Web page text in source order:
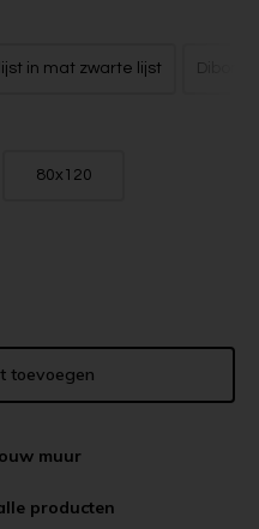
in mat zwarte lijst Dibond
80x120
toevoegen
muur
producten